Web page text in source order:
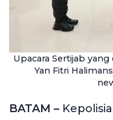
Upacara Sertijab
Yan Fitri
BATAM –